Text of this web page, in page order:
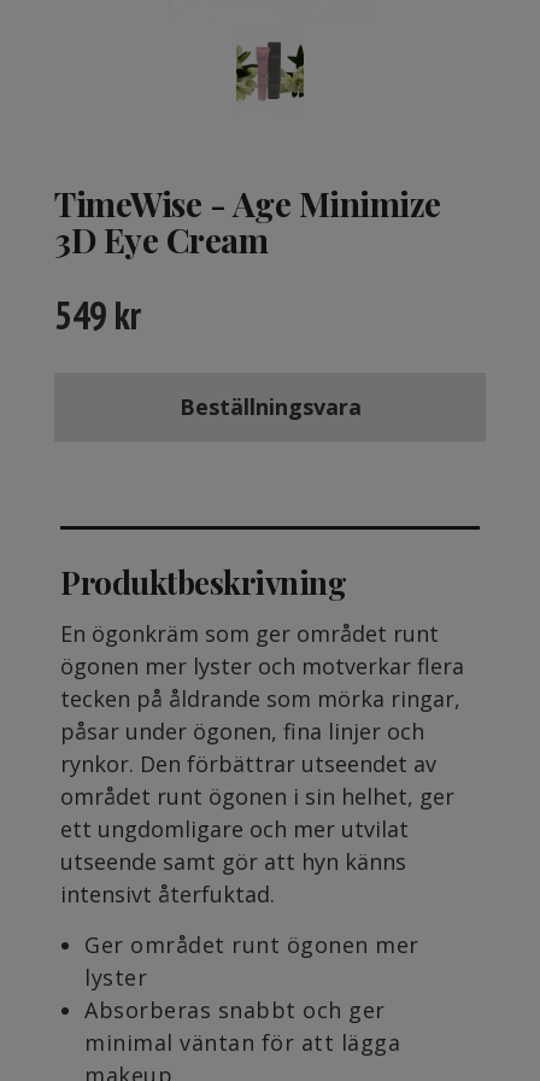
TimeWise - Age Minimize
3D Eye Cream
549kr
Beställningsvara
Produktbeskrivning
En ögonkräm som ger området runt
ögonen mer lyster och motverkar flera
tecken på åldrande som mörka ringar,
påsar under ögonen, fina linjer och
rynkor. Den förbättrar utseendet av
området runt ögonen i sin helhet, ger
ett ungdomligare och mer utvilat
utseende samt gör att hyn känns
intensivt återfuktad.
Ger området runt ögonen mer
lyster
Absorberas snabbt och ger
minimal väntan för att lägga
makeup